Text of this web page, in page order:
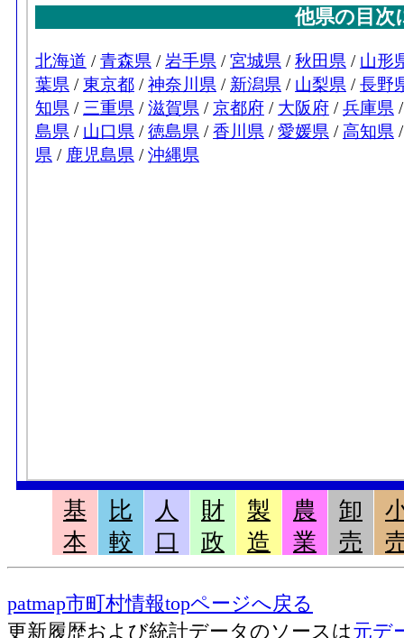
基
本
比
較
人
口
財
政
製
造
農
業
卸
売
patmap市町村情報topページへ戻る
更新履歴および統計データのソースは元デ